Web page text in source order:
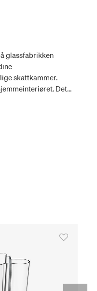
glassfabrikken
skattkammer.
Det
lysere innredningen